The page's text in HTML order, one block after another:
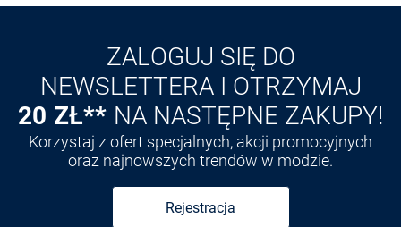
ZALOGUJ SIĘ DO
NEWSLETTERA I OTRZYMAJ
20 ZŁ** NA NASTĘPNE ZAKUPY!
Korzystaj z ofert specjalnych, akcji promocyjnych
oraz najnowszych trendów w modzie.
Rejestracja